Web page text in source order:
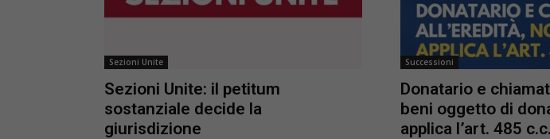
Sezioni Unite
Sezioni Unite: il petitum
sostanziale decide la
giurisdizione
Successioni
Donatario e
beni oggetto di
applica l’art. 485 c.c.